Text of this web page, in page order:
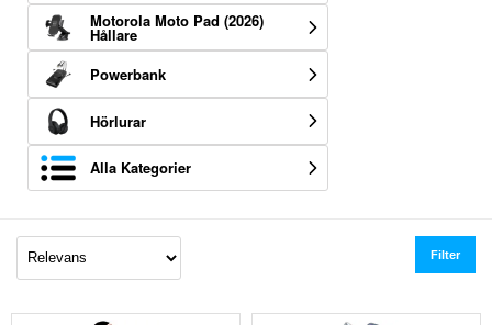
Motorola Moto Pad (2026)
Hållare
Powerbank
Hörlurar
Alla Kategorier
Filter